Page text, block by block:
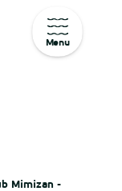
Menu
Mimizan -